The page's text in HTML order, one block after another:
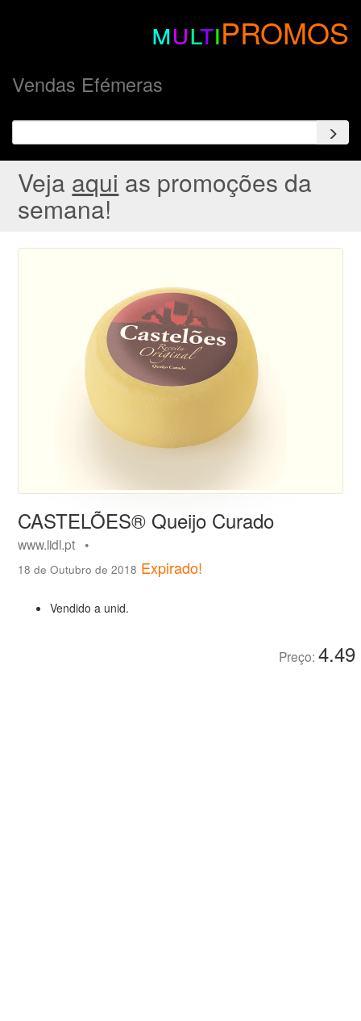
multiPROMOS
Vendas Efémeras
Veja aqui as promoções da
semana!
CASTELÕES® Queijo Curado
www.lidl.pt •
18 de Outubro de 2018 Expirado!
Vendido a unid.
Preço: 4.49